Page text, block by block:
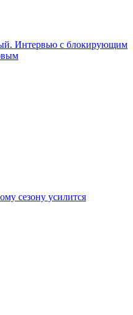
Интервью с блокирующим
сезону усилится